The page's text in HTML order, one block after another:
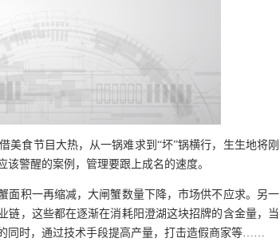
美食节目大热，从一锅难求到“坏”锅横行，生生地将刚
警醒的案例，管理要跟上成名的速度。
面积一再缩减，大闸蟹数量下降，市场供不应求。另一
链，这些都在逐渐在消耗阳澄湖这块招牌的含金量，当
同时，通过技术手段提高产量，打击造假商家等……